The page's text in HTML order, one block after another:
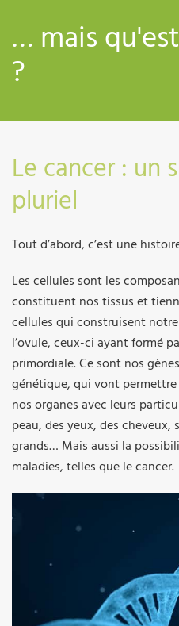
… mais
?
Le cancer : un
pluriel
Tout d’abord, c’est une
Les cellules sont les
constituent nos tissus et
cellules qui construisent
l’ovule, ceux-ci ayant formé
primordiale. Ce sont nos
génétique, qui vont
nos organes avec leurs
peau, des yeux, des
grands… Mais aussi la
maladies, telles que le cancer.